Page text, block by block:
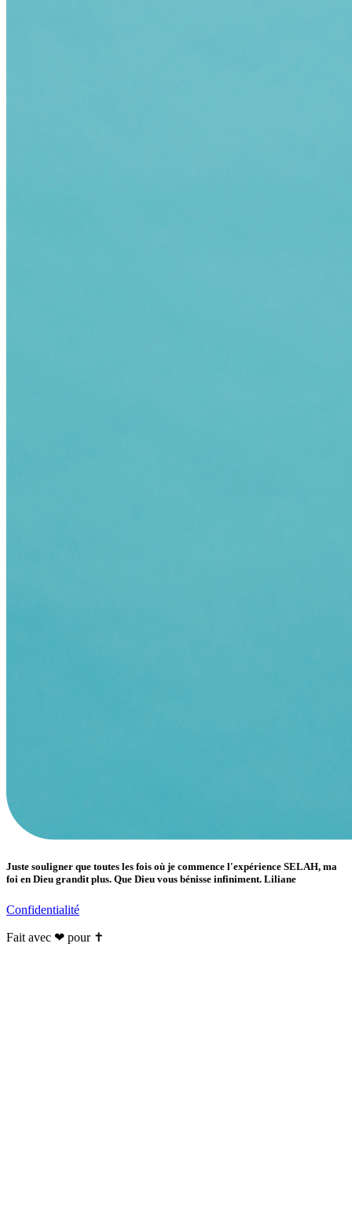
Juste souligner que toutes les fois où je commence l'expérience SELAH, ma
foi en Dieu grandit plus. Que Dieu vous bénisse infiniment. Liliane
Confidentialité
Fait avec ❤ pour ✝️️